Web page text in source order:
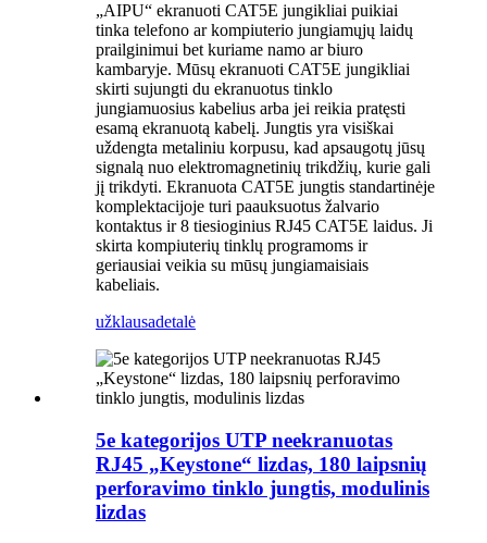
„AIPU“ ekranuoti CAT5E jungikliai puikiai
tinka telefono ar kompiuterio jungiamųjų laidų
prailginimui bet kuriame namo ar biuro
kambaryje. Mūsų ekranuoti CAT5E jungikliai
skirti sujungti du ekranuotus tinklo
jungiamuosius kabelius arba jei reikia pratęsti
esamą ekranuotą kabelį. Jungtis yra visiškai
uždengta metaliniu korpusu, kad apsaugotų jūsų
signalą nuo elektromagnetinių trikdžių, kurie gali
jį trikdyti. Ekranuota CAT5E jungtis standartinėje
komplektacijoje turi paauksuotus žalvario
kontaktus ir 8 tiesioginius RJ45 CAT5E laidus. Ji
skirta kompiuterių tinklų programoms ir
geriausiai veikia su mūsų jungiamaisiais
kabeliais.
užklausadetalė
5e kategorijos UTP neekranuotas
RJ45 „Keystone“ lizdas, 180 laipsnių
perforavimo tinklo jungtis, modulinis
lizdas